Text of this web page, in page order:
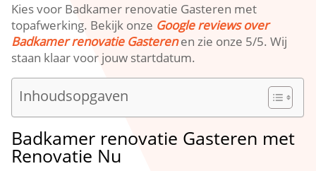
Kies voor Badkamer renovatie Gasteren met
topafwerking. Bekijk onze Google reviews over
Badkamer renovatie Gasterenen zie onze 5/5. Wij
staan klaar voor jouw startdatum.
Inhoudsopgaven
Badkamer renovatie Gasteren met
Renovatie Nu